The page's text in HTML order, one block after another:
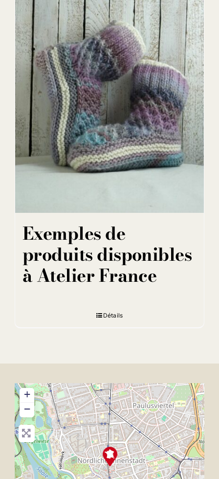
Exemples de
produits disponibles
à Atelier France
Détails
+
−